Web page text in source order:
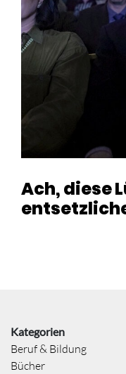
Ach, diese
Kategorien
Beruf & Bildung
Bücher